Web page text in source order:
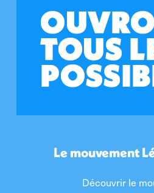
Le mouvement
Découvrir le